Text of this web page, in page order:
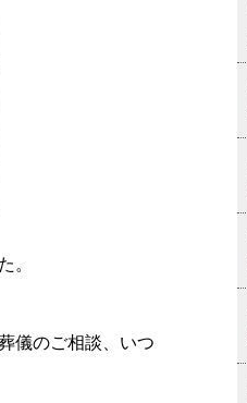
。
儀のご相談、いつ